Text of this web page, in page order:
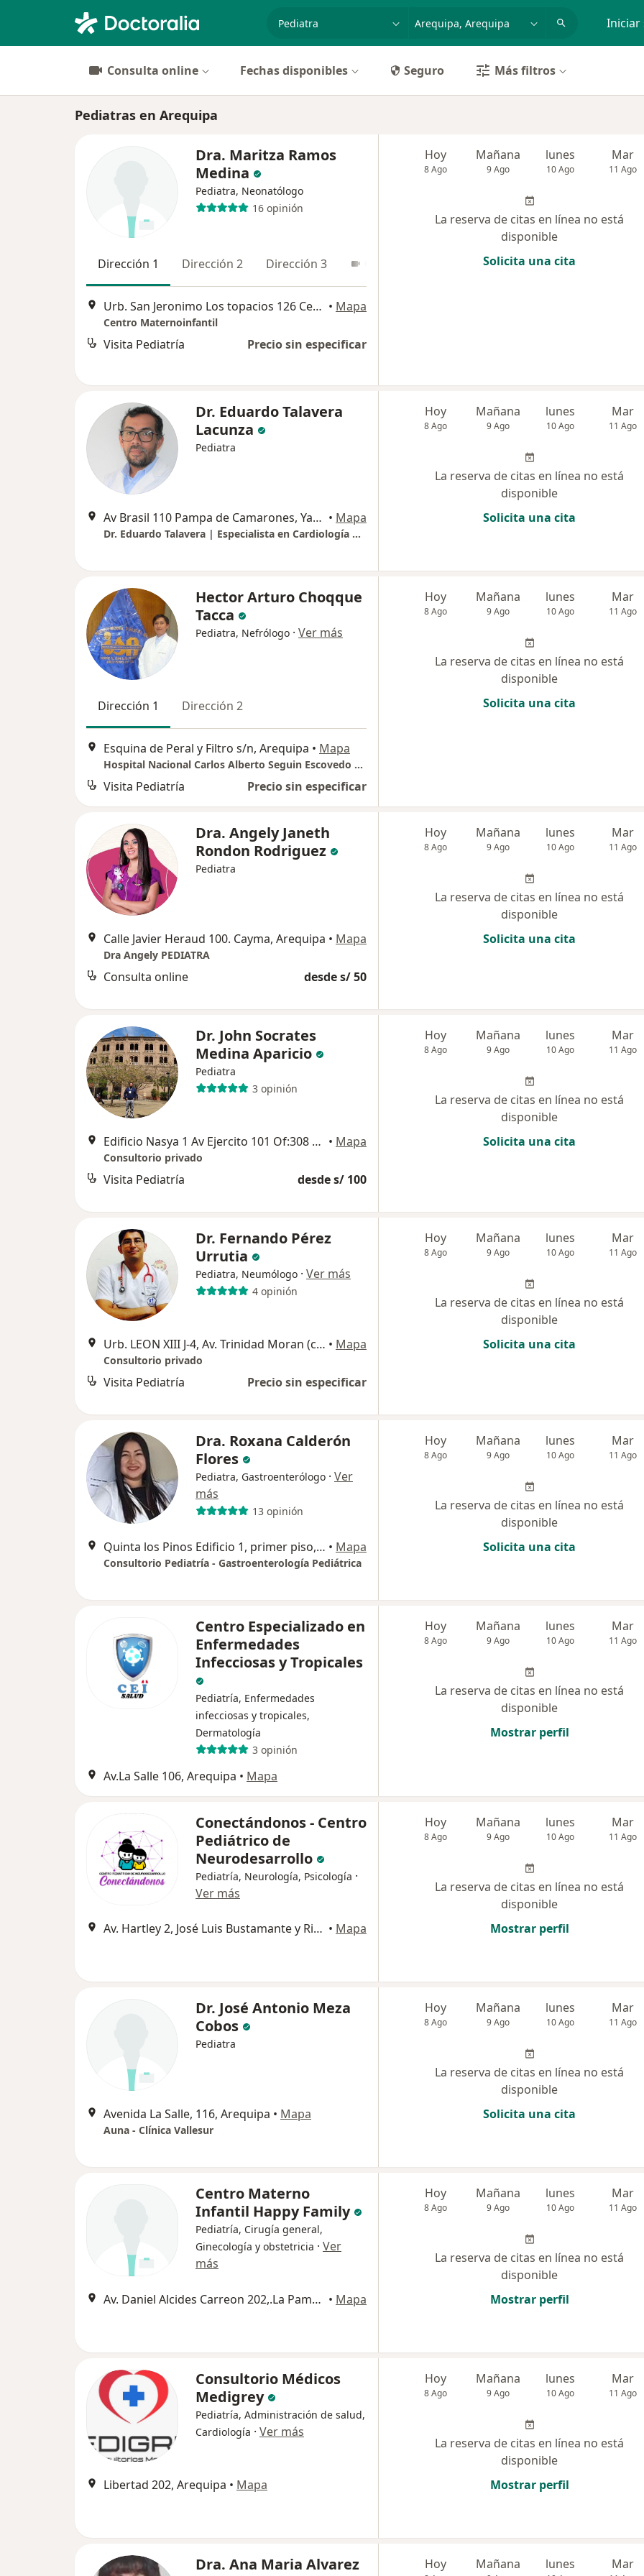
Iniciar
Consulta online Fechas disponibles Seguro Más filtros
Pediatras en Arequipa
Dra. Maritza Ramos
Medina
Pediatra, Neonatólogo
16 opinión
Dirección 1 Dirección 2 Dirección 3
Urb. San Jeronimo Los topacios 126 Cercado, Arequipa • Mapa
Centro Maternoinfantil
Visita Pediatría Precio sin especificar
Hoy
8 Ago
Mañana
9 Ago
lunes
10 Ago
Mar
11 Ago
La reserva de citas en línea no está
disponible
Solicita una cita
Dr. Eduardo Talavera
Lacunza
Pediatra
Av Brasil 110 Pampa de Camarones, Yanahuara • Mapa
Dr. Eduardo Talavera | Especialista en Cardiología Pediátrica
Hoy
8 Ago
Mañana
9 Ago
lunes
10 Ago
Mar
11 Ago
La reserva de citas en línea no está
disponible
Solicita una cita
Hector Arturo Choqque
Tacca
Pediatra, Nefrólogo · Ver más
Dirección 1 Dirección 2
Esquina de Peral y Filtro s/n, Arequipa • Mapa
Hospital Nacional Carlos Alberto Seguin Escovedo Essalud
Visita Pediatría Precio sin especificar
Hoy
8 Ago
Mañana
9 Ago
lunes
10 Ago
Mar
11 Ago
La reserva de citas en línea no está
disponible
Solicita una cita
Dra. Angely Janeth
Rondon Rodriguez
Pediatra
Calle Javier Heraud 100. Cayma, Arequipa • Mapa
Dra Angely PEDIATRA
Consulta online desde s/ 50
Hoy
8 Ago
Mañana
9 Ago
lunes
10 Ago
Mar
11 Ago
La reserva de citas en línea no está
disponible
Solicita una cita
Dr. John Socrates
Medina Aparicio
Pediatra
3 opinión
Edificio Nasya 1 Av Ejercito 101 Of:308 Yanahuara frente a la Clinica Arequipa, Arequipa • Mapa
Consultorio privado
Visita Pediatría desde s/ 100
Hoy
8 Ago
Mañana
9 Ago
lunes
10 Ago
Mar
11 Ago
La reserva de citas en línea no está
disponible
Solicita una cita
Dr. Fernando Pérez
Urrutia
Pediatra, Neumólogo · Ver más
4 opinión
Urb. LEON XIII J-4, Av. Trinidad Moran (costado de Farmacia FASUR), Arequipa • Mapa
Consultorio privado
Visita Pediatría Precio sin especificar
Hoy
8 Ago
Mañana
9 Ago
lunes
10 Ago
Mar
11 Ago
La reserva de citas en línea no está
disponible
Solicita una cita
Dra. Roxana Calderón
Flores
Pediatra, Gastroenterólogo · Ver
más
13 opinión
Quinta los Pinos Edificio 1, primer piso, Cerro Colorado • Mapa
Consultorio Pediatría - Gastroenterología Pediátrica
Hoy
8 Ago
Mañana
9 Ago
lunes
10 Ago
Mar
11 Ago
La reserva de citas en línea no está
disponible
Solicita una cita
Centro Especializado en
Enfermedades
Infecciosas y Tropicales
Pediatría, Enfermedades
infecciosas y tropicales,
Dermatología
3 opinión
Av.La Salle 106, Arequipa • Mapa
Hoy
8 Ago
Mañana
9 Ago
lunes
10 Ago
Mar
11 Ago
La reserva de citas en línea no está
disponible
Mostrar perfil
Conectándonos - Centro
Pediátrico de
Neurodesarrollo
Pediatría, Neurología, Psicología ·
Ver más
Av. Hartley 2, José Luis Bustamante y Rivero, Jose Luis Bustamante y Rivero • Mapa
Hoy
8 Ago
Mañana
9 Ago
lunes
10 Ago
Mar
11 Ago
La reserva de citas en línea no está
disponible
Mostrar perfil
Dr. José Antonio Meza
Cobos
Pediatra
Avenida La Salle, 116, Arequipa • Mapa
Auna - Clínica Vallesur
Hoy
8 Ago
Mañana
9 Ago
lunes
10 Ago
Mar
11 Ago
La reserva de citas en línea no está
disponible
Solicita una cita
Centro Materno
Infantil Happy Family
Pediatría, Cirugía general,
Ginecología y obstetricia · Ver
más
Av. Daniel Alcides Carreon 202,.La Pampilla;Urb. Santa Catalina N-2.JLB y R;Urb. San Jeronimo Los topacios 126 Cercado., Arequipa • Mapa
Hoy
8 Ago
Mañana
9 Ago
lunes
10 Ago
Mar
11 Ago
La reserva de citas en línea no está
disponible
Mostrar perfil
Consultorio Médicos
Medigrey
Pediatría, Administración de salud,
Cardiología · Ver más
Libertad 202, Arequipa • Mapa
Hoy
8 Ago
Mañana
9 Ago
lunes
10 Ago
Mar
11 Ago
La reserva de citas en línea no está
disponible
Mostrar perfil
Dra. Ana Maria Alvarez
Hoy Mañana lunes Mar